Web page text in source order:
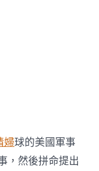
婦球的美國軍事
，然後拼命提出